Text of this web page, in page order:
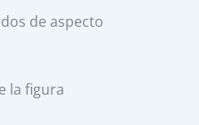
de aspecto
la figura